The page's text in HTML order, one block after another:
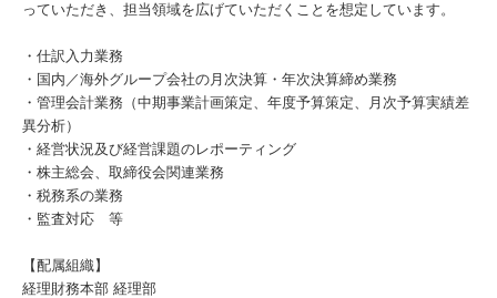
っていただき、担当領域を広げていただくことを想定しています。
・仕訳入力業務
・国内／海外グループ会社の月次決算・年次決算締め業務
・管理会計業務（中期事業計画策定、年度予算策定、月次予算実績差
異分析）
・経営状況及び経営課題のレポーティング
・株主総会、取締役会関連業務
・税務系の業務
・監査対応 等
【配属組織】
経理財務本部 経理部